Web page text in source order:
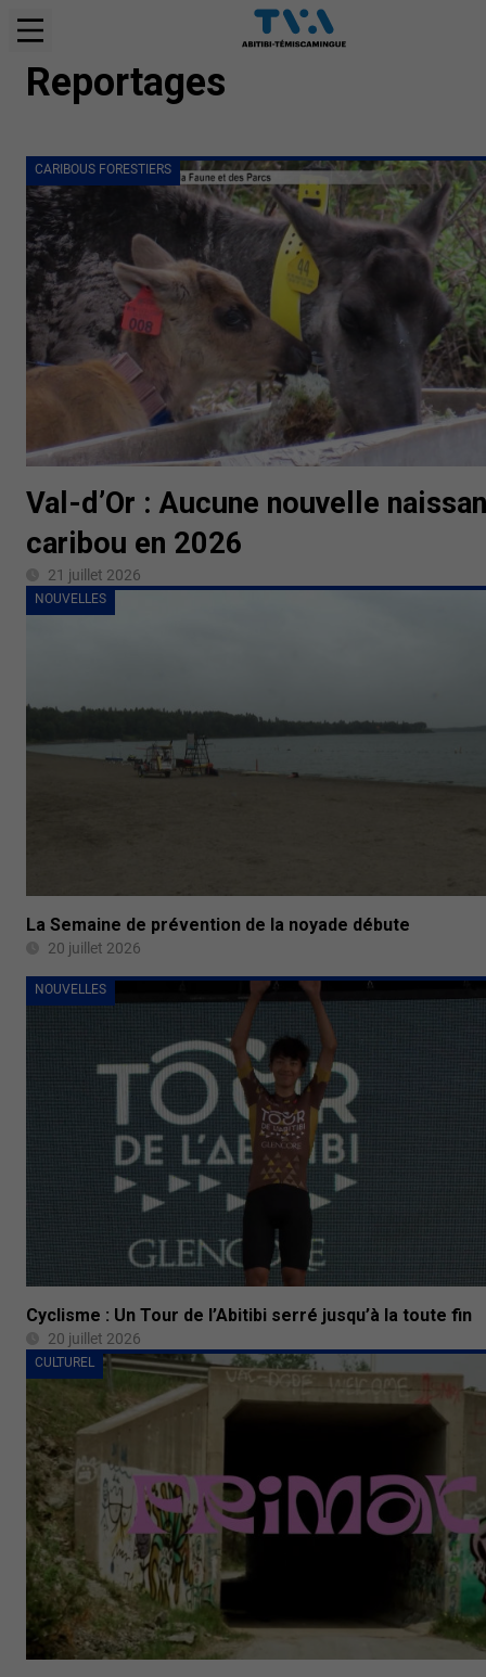
Reportages
CARIBOUS FORESTIERS
Val-d’Or : Aucune nouvelle
caribou en 2026
21 juillet 2026
NOUVELLES
La Semaine de prévention de la noyade débute
20 juillet 2026
NOUVELLES
Cyclisme : Un Tour de l’Abitibi serré jusqu’à la toute fin
20 juillet 2026
CULTUREL